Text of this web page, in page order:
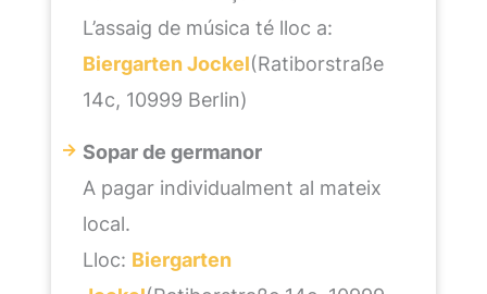
L’assaig de música té lloc a:
Biergarten Jockel(Ratiborstraße
14c, 10999 Berlin)
Sopar de germanor
A pagar individualment al mateix
local.
Lloc: Biergarten